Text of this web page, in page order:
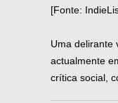
[Fonte:
Uma delirante
actualmente
crítica social,